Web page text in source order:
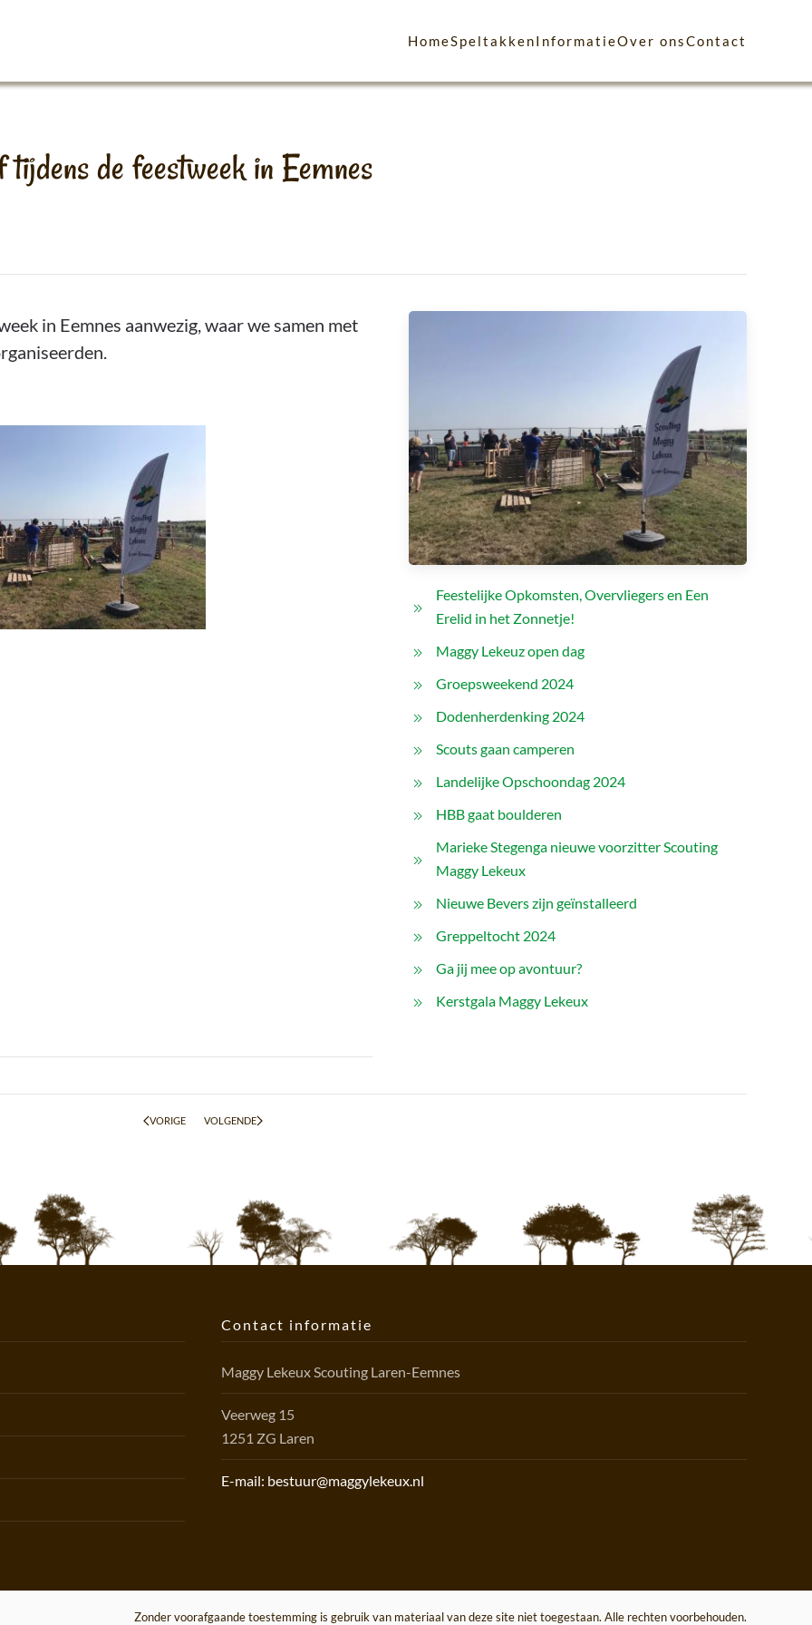
HomeSpeltakkenInformatieOver onsContact
de feestweek in Eemnes
in Eemnes aanwezig, waar we samen met
Feestelijke Opkomsten, Overvliegers en Een
Erelid in het Zonnetje!
Maggy Lekeuz open dag
Groepsweekend 2024
Dodenherdenking 2024
Scouts gaan camperen
Landelijke Opschoondag 2024
HBB gaat boulderen
Marieke Stegenga nieuwe voorzitter Scouting
Maggy Lekeux
Nieuwe Bevers zijn geïnstalleerd
Greppeltocht 2024
Ga jij mee op avontuur?
Kerstgala Maggy Lekeux
VORIGE VOLGENDE
Contact informatie
Maggy Lekeux Scouting Laren-Eemnes
Veerweg 15
1251 ZG Laren
E-mail: bestuur@maggylekeux.nl
Zonder voorafgaande toestemming is gebruik van materiaal van deze site niet toegestaan. Alle rechten voorbehouden.